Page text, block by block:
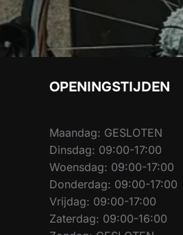
OPENINGSTIJDEN
Maandag: GESLOTEN
Dinsdag: 09:00-17:00
Woensdag: 09:00-17:00
Donderdag: 09:00-17:00
Vrijdag: 09:00-17:00
Zaterdag: 09:00-16:00